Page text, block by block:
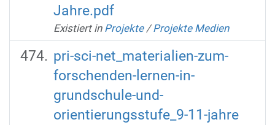
Jahre.pdf
Existiert in Projekte /Projekte Medien
pri-sci-net_materialien-zum-
forschenden-lernen-in-
grundschule-und-
orientierungsstufe_9-11-jahre